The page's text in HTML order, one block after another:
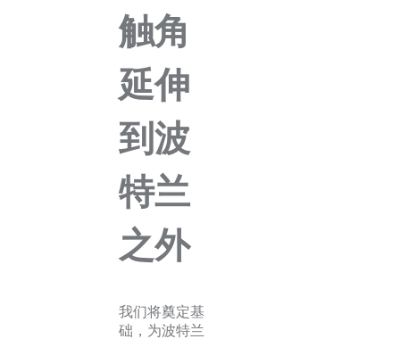
触角
延伸
到波
特兰
之外
我们将奠定基
础，为波特兰